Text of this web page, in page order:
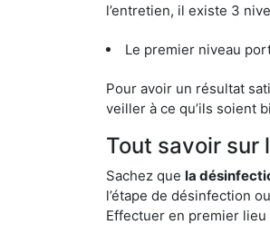
l’entretien, il existe 3
Le premier niveau
Pour avoir un résultat
veiller à ce qu’ils soient
Tout savoir sur
Sachez que la
l’étape de désinfection
Effectuer en premier